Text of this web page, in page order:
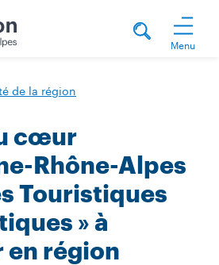
Menu
de la région
cœur
Rhône-Alpes
Touristiques
» à
région